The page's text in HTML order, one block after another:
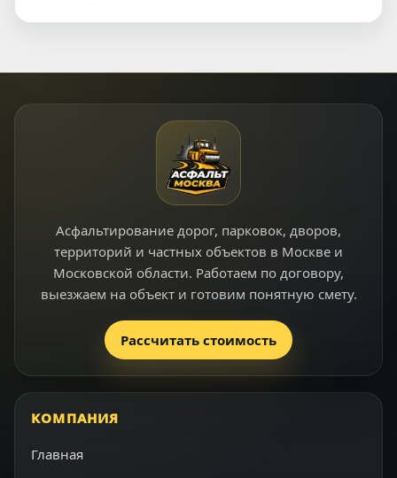
Асфальтирование дорог, парковок, дворов,
территорий и частных объектов в Москве и
Московской области. Работаем по договору,
выезжаем на объект и готовим понятную смету.
Рассчитать стоимость
КОМПАНИЯ
Главная